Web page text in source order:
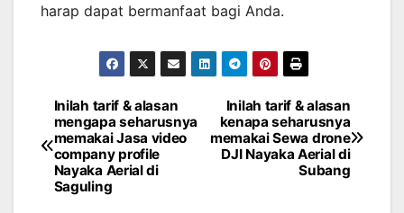
harap dapat bermanfaat bagi Anda.
Post
navigation
Inilah tarif & alasan
kenapa seharusnya
memakai Sewa drone
DJI Nayaka Aerial di
Subang
Inilah tarif & alasan
mengapa seharusnya
memakai Jasa video
company profile
Nayaka Aerial di
Saguling